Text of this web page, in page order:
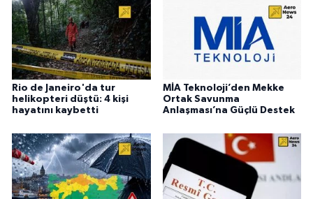
Rio de Janeiro'da tur
helikopteri düştü: 4 kişi
hayatını kaybetti
MİA Teknoloji’den Mekke
Ortak Savunma
Anlaşması’na Güçlü Destek